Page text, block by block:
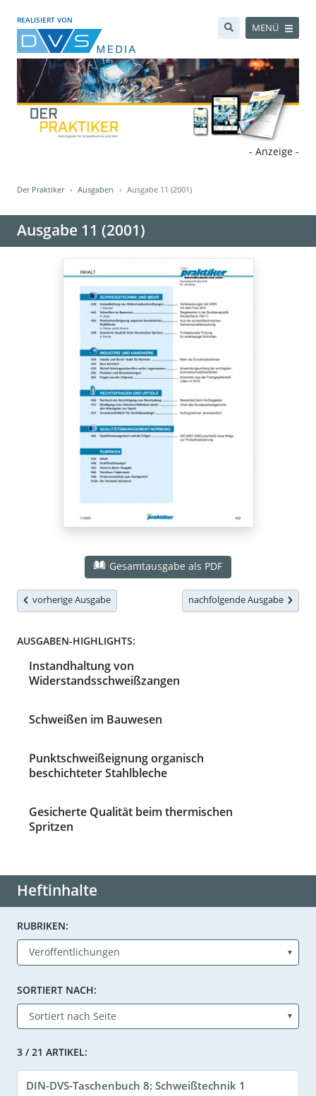
REALISIERT VON
MENÜ
- Anzeige -
Der Praktiker Ausgaben Ausgabe 11 (2001)
Ausgabe 11 (2001)
Gesamtausgabe als PDF
vorherige Ausgabe nachfolgende Ausgabe
AUSGABEN-HIGHLIGHTS:
Instandhaltung von
Widerstandsschweißzangen
Schweißen im Bauwesen
Punktschweißeignung organisch
beschichteter Stahlbleche
Gesicherte Qualität beim thermischen
Spritzen
Heftinhalte
RUBRIKEN:
SORTIERT NACH:
3 / 21 ARTIKEL:
DIN-DVS-Taschenbuch 8: Schweißtechnik 1